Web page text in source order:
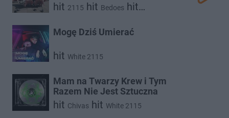
hit 2115 hit Bedoes hit
Mogę Dziś Umierać
hit White 2115
Mam na Twarzy Krew i Tym
Razem Nie Jest Sztuczna
hit Chivas hit White 2115